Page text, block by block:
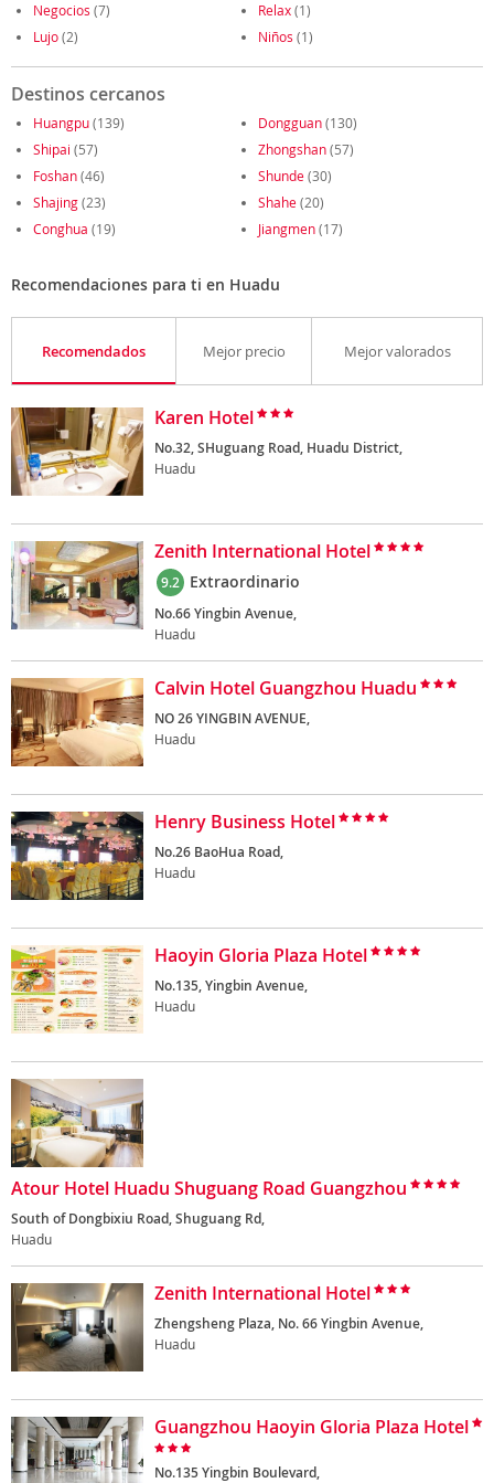
Negocios (7) Relax(1)
Lujo(2) Niños (1)
Destinos cercanos
Huangpu(139) Dongguan(130)
Shipai (57) Zhongshan(57)
Foshan(46) Shunde(30)
Shajing(23) Shahe(20)
Conghua (19) Jiangmen(17)
Recomendaciones para ti en Huadu
Recomendados Mejor precio Mejor valorados
Karen Hotel
No.32, SHuguang Road, Huadu District,
Huadu
Zenith International Hotel
9.2 Extraordinario
No.66 Yingbin Avenue,
Huadu
Calvin Hotel Guangzhou Huadu
NO 26 YINGBIN AVENUE,
Huadu
Henry Business Hotel
No.26 BaoHua Road,
Huadu
Haoyin Gloria Plaza Hotel
No.135, Yingbin Avenue,
Huadu
Atour Hotel Huadu Shuguang Road Guangzhou
South of Dongbixiu Road, Shuguang Rd,
Huadu
Zenith International Hotel
Zhengsheng Plaza, No. 66 Yingbin Avenue,
Huadu
Guangzhou Haoyin Gloria Plaza Hotel
No.135 Yingbin Boulevard,